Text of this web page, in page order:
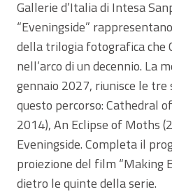
Gallerie d’Italia di Intesa
“Eveningside”
della trilogia fotografica che
nell’arco di un decennio. La
gennaio 2027, riunisce le tre
questo percorso: Cathedral
2014), An Eclipse of Moths
Eveningside. Completa il
proiezione del film “Making
dietro le quinte della serie.